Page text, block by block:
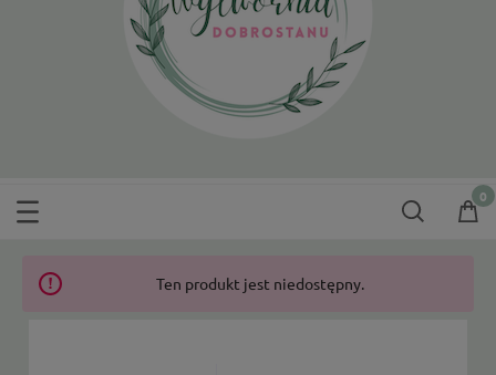
Ten produkt jest niedostępny.